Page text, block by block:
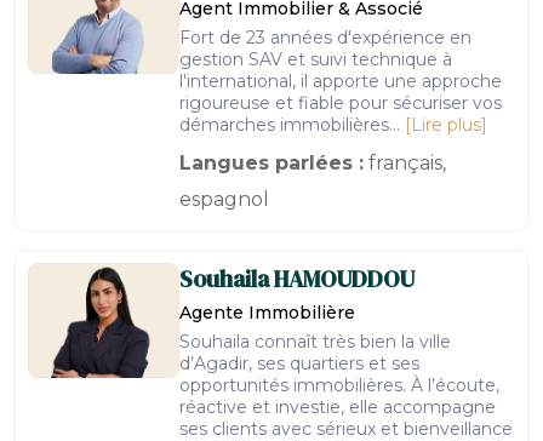
Agent Immobilier & Associé
Fort de 23 années d'expérience en
gestion SAV et suivi technique à
l'international, il apporte une approche
rigoureuse et fiable pour sécuriser vos
démarches immobilières... [Lire plus]
Langues parlées : français,
espagnol
SouhailaHAMOUDDOU
Agente Immobilière
Souhaila connaît très bien la ville
d’Agadir, ses quartiers et ses
opportunités immobilières. À l’écoute,
réactive et investie, elle accompagne
ses clients avec sérieux et bienveillance